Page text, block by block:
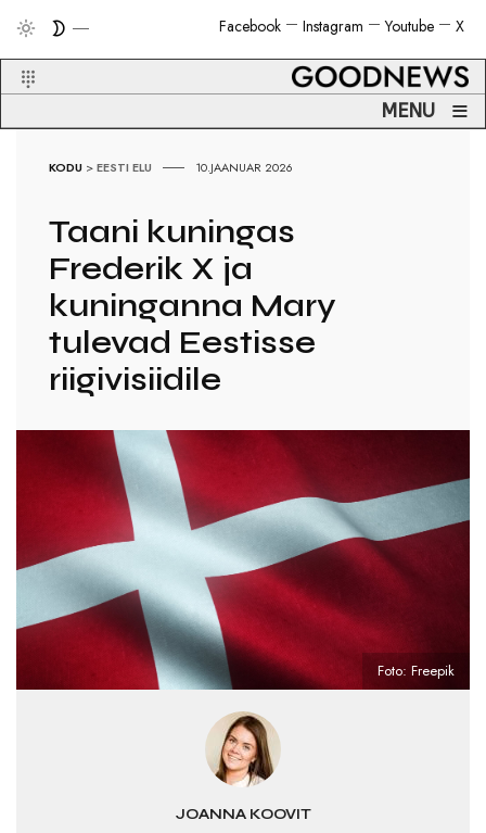
X
Youtube
Instagram
Facebook
MENU ≡
KODU >EESTI ELU 10.JAANUAR 2026
Taani kuningas
Frederik X ja
kuninganna Mary
tulevad Eestisse
riigivisiidile
JOANNA KOOVIT
Foto: Freepik